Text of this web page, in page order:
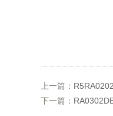
上一篇：
下一篇：